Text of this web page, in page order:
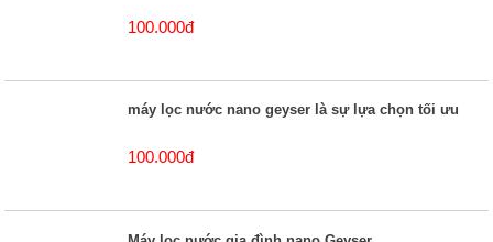
100.000đ
máy lọc nước nano geyser là sự lựa chọn tối ưu
100.000đ